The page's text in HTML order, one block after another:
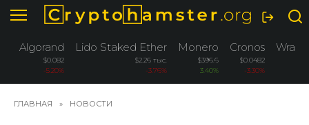
Перейти
содержанию
Algorand
$0.082
-5.20%
Lido Staked Ether
$2.26 тыс.
-3.76%
Monero
$396.6
3.40%
Cronos
$0.0482
-3.30%
ГЛАВНАЯ » НОВОСТИ